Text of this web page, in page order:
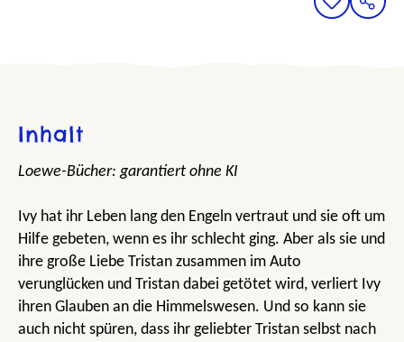
Inhalt
Loewe-Bücher: garantiert ohne KI
Ivy hat ihr Leben lang den Engeln vertraut und sie oft um
Hilfe gebeten, wenn es ihr schlecht ging. Aber als sie und
ihre große Liebe Tristan zusammen im Auto
verunglücken und Tristan dabei getötet wird, verliert Ivy
ihren Glauben an die Himmelswesen. Und so kann sie
auch nicht spüren, dass ihr geliebter Tristan selbst nach